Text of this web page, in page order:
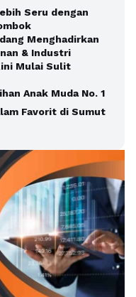
Seru dengan
Menghadirkan
& Industri
Mulai Sulit
Anak Muda No. 1
Favorit di Sumut